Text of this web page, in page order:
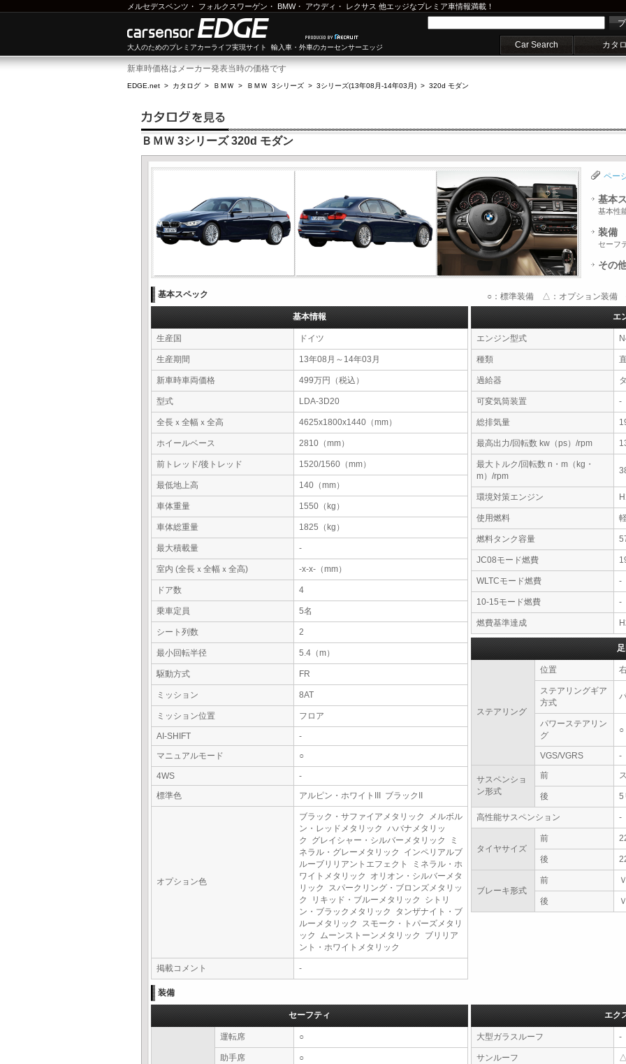
メルセデスベンツ ・ フォルクスワーゲン ・ BMW・ アウディ ・ レクサス 他エッジなプレミア車情報満載！
大人のためのプレミアカーライフ実現サイト 輸入車・外車のカーセンサーエッジ Car Search カタ
新車時価格はメーカー発表当時の価格です
EDGE.net > カタログ > ＢＭＷ > ＢＭＷ 3シリーズ > 3シリーズ(13年08月-14年03月) > 320d モダン
ＢＭＷ 3シリーズ 320d モダン
ペー
基本
基本性
装備
セーフ
その
基本スペック ○：標準装備 △：オプション装備 -
基本情報
生産国 ドイツ
生産期間 13年08月～14年03月
新車時車両価格 499万円（税込）
型式 LDA-3D20
全長ｘ全幅ｘ全高 4625x1800x1440（mm）
ホイールベース 2810（mm）
前トレッド/後トレッド 1520/1560（mm）
最低地上高 140（mm）
車体重量 1550（kg）
車体総重量 1825（kg）
最大積載量 -
室内 (全長ｘ全幅ｘ全高) -x-x-（mm）
ドア数 4
乗車定員 5名
シート列数 2
最小回転半径 5.4（m）
駆動方式 FR
ミッション 8AT
ミッション位置 フロア
AI-SHIFT
-
マニュアルモード
○
4WS
-
標準色
アルピン・ホワイトIII ブラックII
オプション色
ブラック・サファイアメタリック メルボル
ン・レッドメタリック ハバナメタリッ
ク グレイシャー・シルバーメタリック ミ
ネラル・グレーメタリック インペリアルブ
ルーブリリアントエフェクト ミネラル・ホ
ワイトメタリック オリオン・シルバーメタ
リック スパークリング・ブロンズメタリッ
ク リキッド・ブルーメタリック シトリ
ン・ブラックメタリック タンザナイト・ブ
ルーメタリック スモーク・トパーズメタリ
ック ムーンストーンメタリック ブリリア
ント・ホワイトメタリック
掲載コメント -
エ
エンジン型式
種類
過給器
可変気筒装置 -
総排気量
最高出力/回転数 kw（ps）/rpm
最大トルク/回転数 n・m（kg・
m）/rpm
環境対策エンジン
使用燃料
燃料タンク容量
JC08モード燃費
WLTCモード燃費 -
10-15モード燃費 -
燃費基準達成
ステアリング
位置
ステアリングギア
方式
パワーステアリン
グ
○
VGS/VGRS -
サスペンショ
ン形式
前
後 5
高性能サスペンション -
タイヤサイズ
前
後
ブレーキ形式
前
後
装備
セーフティ
運転席 ○
助手席 ○
エク
大型ガラスルーフ -
サンルーフ △